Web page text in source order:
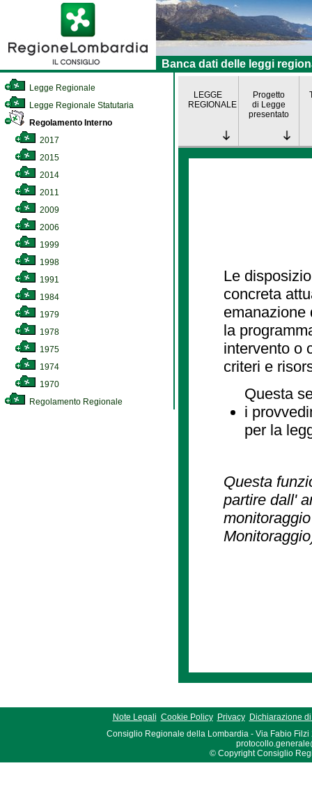
Banca dati delle leggi
Legge Regionale
Legge Regionale Statutaria
Regolamento Interno
2017
2015
2014
2011
2009
2006
1999
1998
1991
1984
1979
1978
1975
1974
1970
Regolamento Regionale
LEGGE
REGIONALE
Progetto
di Legge
presentato
Le
concreta
emanazione
la
intervento o
criteri e
Questa
i
per la
Questa
partire dall'
Note Legali Cookie Policy Privacy
Dichiarazione
Consiglio Regionale della Lombardia - Via Fabio Filzi
© Copyright Consiglio